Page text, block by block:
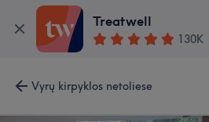
Treatwell
130K
Vyrų kirpyklos netoliese